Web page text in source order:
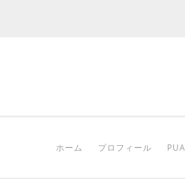
ホーム プロフィール